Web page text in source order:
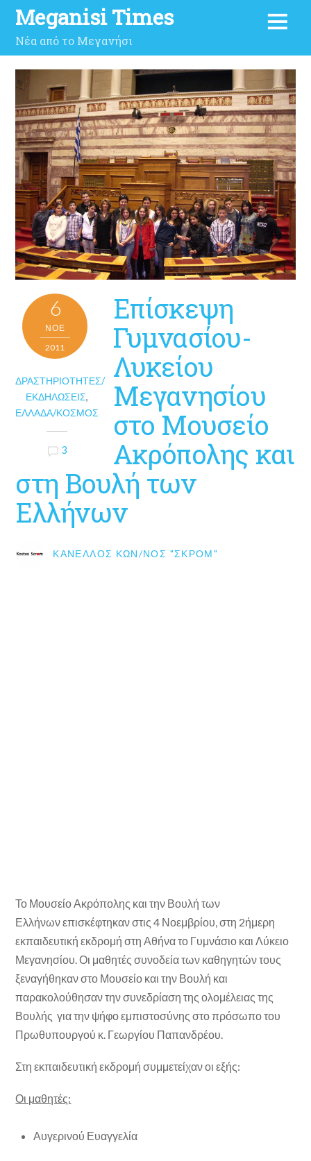
Meganisi Times
Νέα από το Μεγανήσι
6
ΝΟΈ
2011
ΔΡΑΣΤΗΡΙΌΤΗΤΕΣ/
ΕΚΔΗΛΏΣΕΙΣ,
ΕΛΛΆΔΑ/ΚΌΣΜΟΣ
3
Επίσκεψη
Γυμνασίου-
Λυκείου
Μεγανησίου
στο Μουσείο
Ακρόπολης και
στη Βουλή των
Ελλήνων
ΚΑΝΈΛΛΟΣ ΚΩΝ/ΝΟΣ "ΣΚΡΟΜ"
Το Μουσείο Ακρόπολης και την Βουλή των
Ελλήνων επισκέφτηκαν στις 4 Νοεμβρίου, στη 2ήμερη
εκπαιδευτική εκδρομή στη Αθήνα το Γυμνάσιο και Λύκειο
Μεγανησίου. Οι μαθητές συνοδεία των καθηγητών τους
ξεναγήθηκαν στο Μουσείο και την Βουλή και
παρακολούθησαν την συνεδρίαση της ολομέλειας της
Βουλής για την ψήφο εμπιστοσύνης στο πρόσωπο του
Πρωθυπουργού κ. Γεωργίου Παπανδρέου.
Στη εκπαιδευτική εκδρομή συμμετείχαν οι εξής:
Οι μαθητές:
Αυγερινού Ευαγγελία